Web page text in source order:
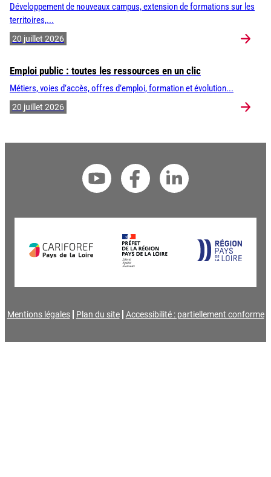
Développement de nouveaux campus, extension de formations sur les
territoires,...
20 juillet 2026
Emploi public : toutes les ressources en un clic
Métiers, voies d’accès, offres d’emploi, formation et évolution...
20 juillet 2026
Mentions légales Plan du site Accessibilité : partiellement conforme